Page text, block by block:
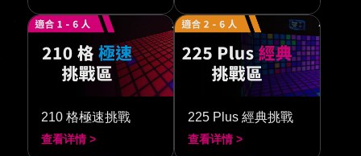
210 格極速挑戰
查看详情 >
225 Plus 經典挑戰
查看详情 >